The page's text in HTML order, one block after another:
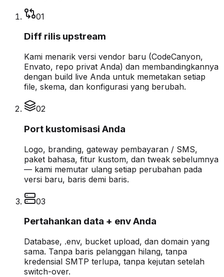
01
Diff rilis upstream
Kami menarik versi vendor baru (CodeCanyon,
Envato, repo privat Anda) dan membandingkannya
dengan build live Anda untuk memetakan setiap
file, skema, dan konfigurasi yang berubah.
02
Port kustomisasi Anda
Logo, branding, gateway pembayaran / SMS,
paket bahasa, fitur kustom, dan tweak sebelumnya
— kami memutar ulang setiap perubahan pada
versi baru, baris demi baris.
03
Pertahankan data + env Anda
Database, .env, bucket upload, dan domain yang
sama. Tanpa baris pelanggan hilang, tanpa
kredensial SMTP terlupa, tanpa kejutan setelah
switch-over.